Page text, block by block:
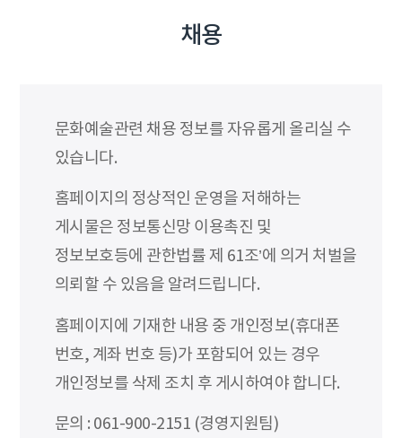
채용
문화예술관련 채용 정보를 자유롭게 올리실 수
있습니다.
홈페이지의 정상적인 운영을 저해하는
게시물은 정보통신망 이용촉진 및
정보보호등에 관한법률 제 61조’에 의거 처벌을
의뢰할 수 있음을 알려드립니다.
홈페이지에 기재한 내용 중 개인정보(휴대폰
번호, 계좌 번호 등)가 포함되어 있는 경우
개인정보를 삭제 조치 후 게시하여야 합니다.
문의 : 061-900-2151 (경영지원팀)